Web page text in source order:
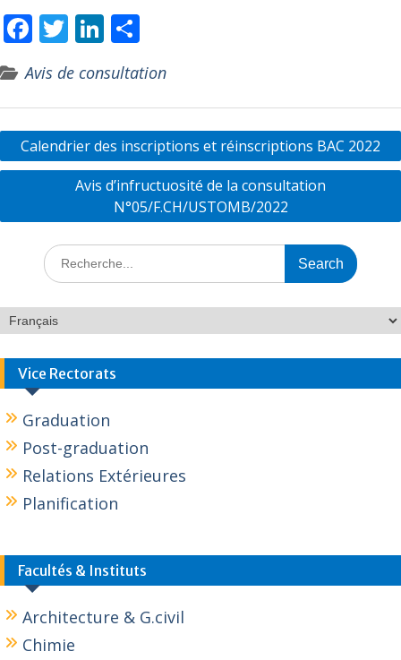
F
ac
e
b
o
o
T
w
itt
er
Li
n
k
e
dI
n
ta
g
er
Avis de consultation
Calendrier des inscriptions et réinscriptions BAC 2022
Avis d’infructuosité de la consultation
N°05/F.CH/USTOMB/2022
Vice Rectorats
Graduation
Post-graduation
Relations Extérieures
Planification
Facultés & Instituts
Architecture & G.civil
Chimie